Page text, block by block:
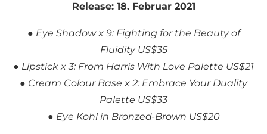
Release: 18. Februar 2021
● Eye Shadow x 9: Fighting for the Beauty of
Fluidity US$35
● Lipstick x 3: From Harris With Love Palette US$21
● Cream Colour Base x 2: Embrace Your Duality
Palette US$33
● Eye Kohl in Bronzed-Brown US$20